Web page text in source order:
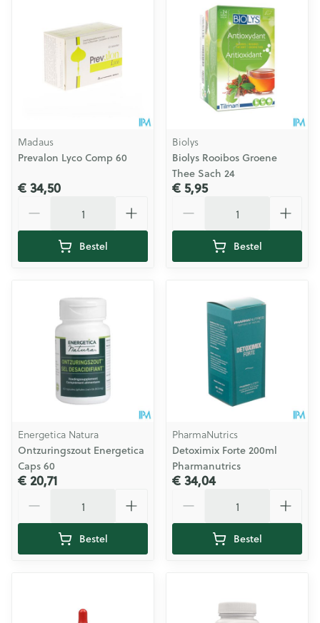
Madaus
Prevalon Lyco Comp 60
€ 34,50
Bestel
Biolys
Biolys Rooibos Groene
Thee Sach 24
€ 5,95
Bestel
Energetica Natura
Ontzuringszout Energetica
Caps 60
€ 20,71
Bestel
PharmaNutrics
Detoximix Forte 200ml
Pharmanutrics
€ 34,04
Bestel